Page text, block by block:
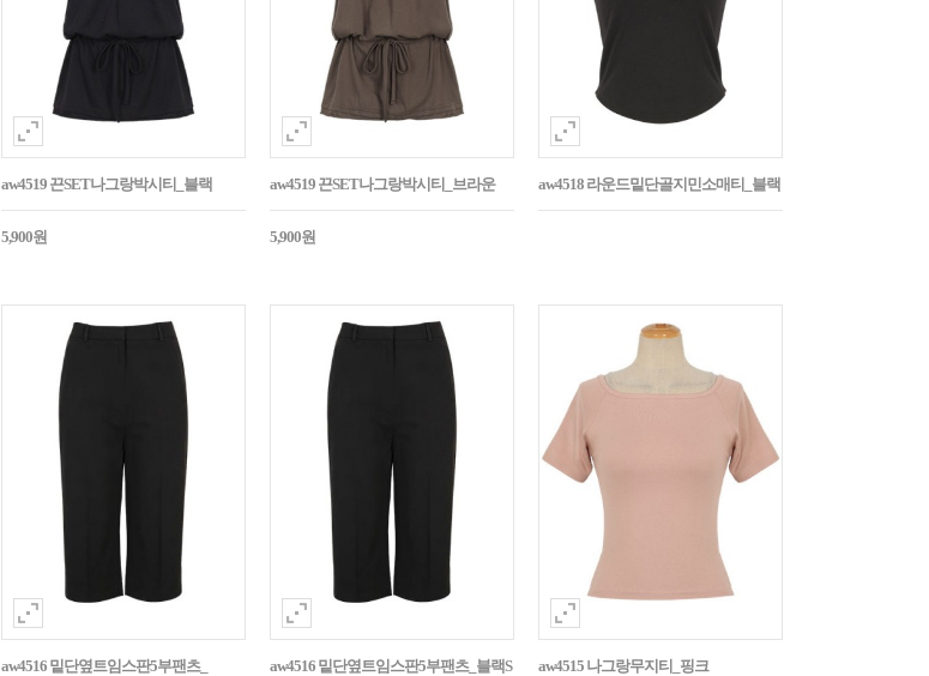
aw4519 끈SET나그랑박시티_블랙
5,900원
aw4519 끈SET나그랑박시티_브라운
5,900원
aw4518 라운드밑단골지민소매티_블랙
aw4516 밑단옆트임스판5부팬츠_
aw4516 밑단옆트임스판5부팬츠_블랙S aw4515 나그랑무지티_핑크